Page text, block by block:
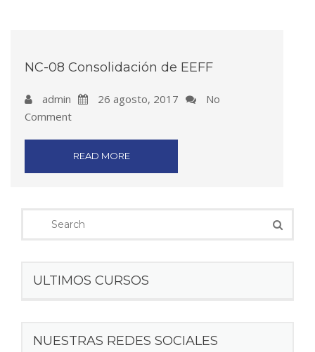
NC-08 Consolidación de EEFF
admin 26 agosto, 2017
No
Comment
READ MORE
ULTIMOS CURSOS
NUESTRAS REDES SOCIALES